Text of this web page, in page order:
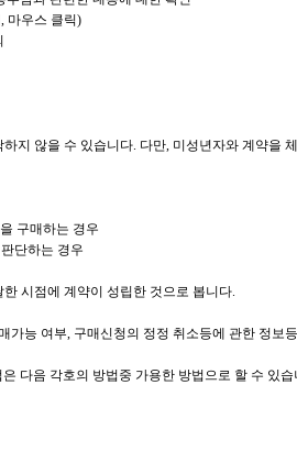
마우스 클릭)
지 않을 수 있습니다. 다만, 미성년자와 계약을
구매하는 경우
단하는 경우
시점에 계약이 성립한 것으로 봅니다.
능 여부, 구매신청의 정정 취소등에 관한 정보
다음 각호의 방법중 가용한 방법으로 할 수